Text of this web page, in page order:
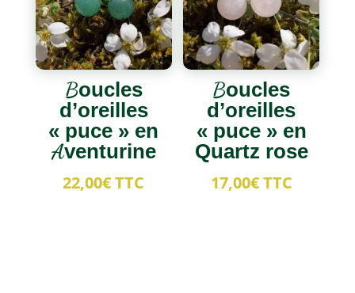
Boucles
d’oreilles
« puce » en
Aventurine
22,00€TTC
Boucles
d’oreilles
« puce » en
Quartz rose
17,00€TTC